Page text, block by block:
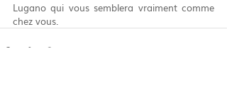
Lugano qui vous semblera vraiment comme
chez vous.